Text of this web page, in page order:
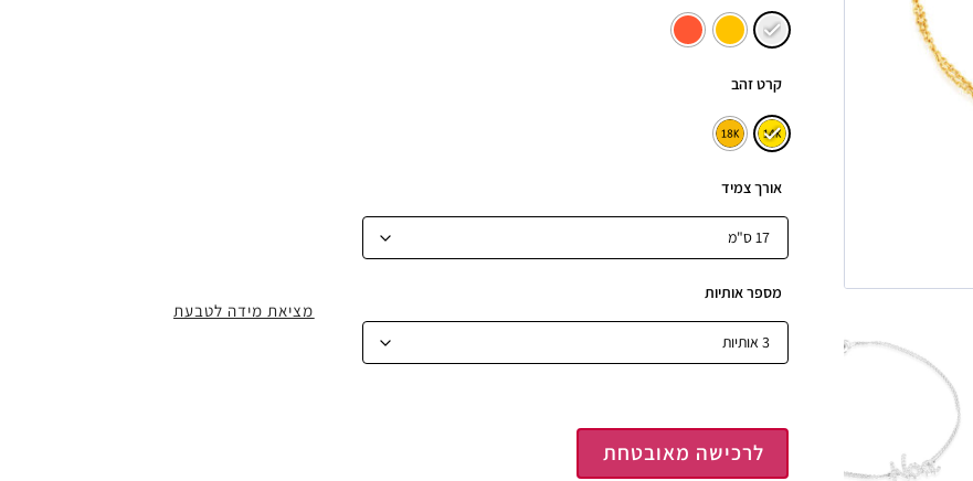
קרט זהב
אורך צמיד
מספר אותיות
לרכישה מאובטחת
מציאת מידה לטבעת